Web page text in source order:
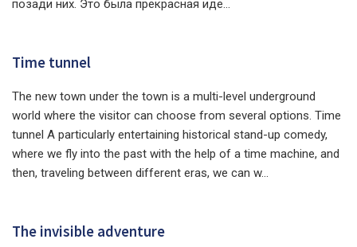
позади них. Это была прекрасная иде...
Time tunnel
The new town under the town is a multi-level underground
world where the visitor can choose from several options. Time
tunnel A particularly entertaining historical stand-up comedy,
where we fly into the past with the help of a time machine, and
then, traveling between different eras, we can w...
The invisible adventure